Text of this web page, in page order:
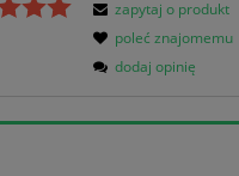
zapytaj o produkt
poleć znajomemu
dodaj opinię